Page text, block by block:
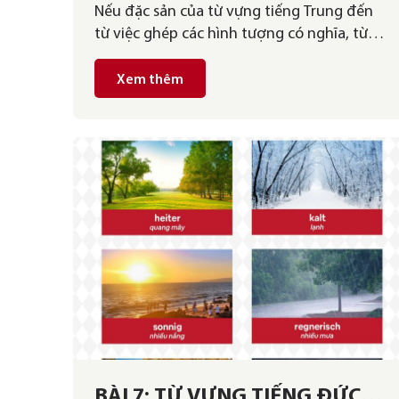
tiếng Đức có ý nghĩa đẹp nhất
– Schönste deutsche Wörter
Nếu đặc sản của từ vựng tiếng Trung đến
từ việc ghép các hình tượng có nghĩa, từ
vựng tiếng Hàn viết bởi việc ghép vần có
quy tắc, thì đặc sản của tiếng Đức là tạo ra
từ vựng mới từ chính việc ghép các từ vựng
Xem thêm